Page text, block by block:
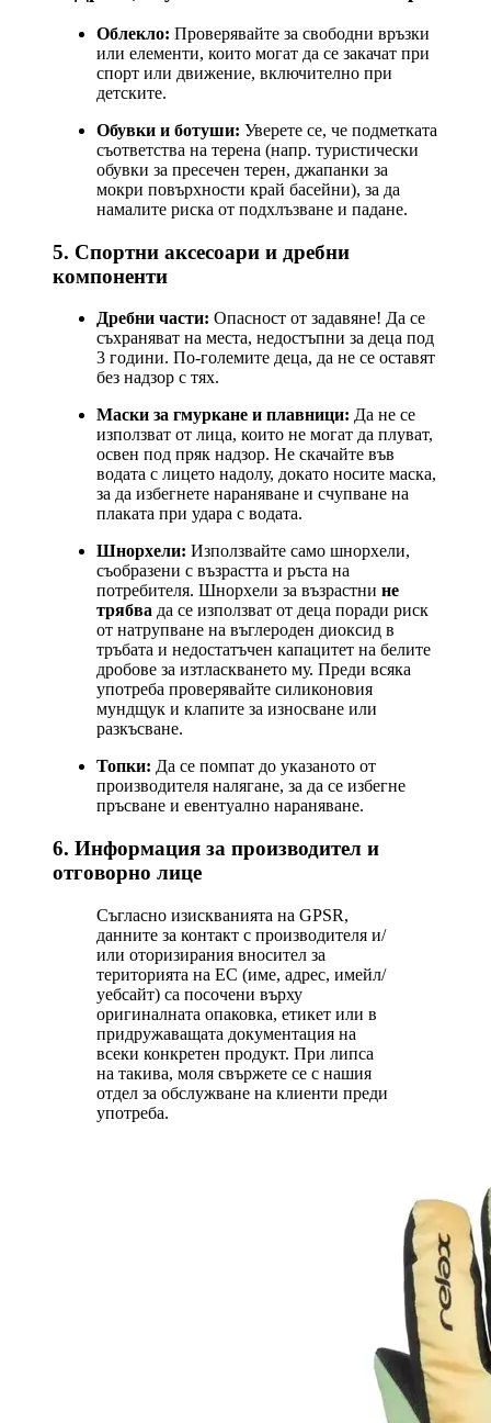
Облекло: Проверявайте за свободни връзки
или елементи, които могат да се закачат при
спорт или движение, включително при
детските.
Обувки и ботуши: Уверете се, че подметката
съответства на терена (напр. туристически
обувки за пресечен терен, джапанки за
мокри повърхности край басейни), за да
намалите риска от подхлъзване и падане.
5. Спортни аксесоари и дребни
компоненти
Дребни части: Опасност от задавяне! Да се
съхраняват на места, недостъпни за деца под
3 години. По-големите деца, да не се оставят
без надзор с тях.
Маски за гмуркане и плавници: Да не се
използват от лица, които не могат да плуват,
освен под пряк надзор. Не скачайте във
водата с лицето надолу, докато носите маска,
за да избегнете нараняване и счупване на
плаката при удара с водата.
Шнорхели: Използвайте само шнорхели,
съобразени с възрастта и ръста на
потребителя. Шнорхели за възрастни не
трябва да се използват от деца поради риск
от натрупване на въглероден диоксид в
тръбата и недостатъчен капацитет на белите
дробове за изтласкването му. Преди всяка
употреба проверявайте силиконовия
мундщук и клапите за износване или
разкъсване.
Топки: Да се помпат до указаното от
производителя налягане, за да се избегне
пръсване и евентуално нараняване.
6. Информация за производител и
отговорно лице
Съгласно изискванията на GPSR,
данните за контакт с производителя и/
или оторизирания вносител за
територията на ЕС (име, адрес, имейл/
уебсайт) са посочени върху
оригиналната опаковка, етикет или в
придружаващата документация на
всеки конкретен продукт. При липса
на такива, моля свържете се с нашия
отдел за обслужване на клиенти преди
употреба.